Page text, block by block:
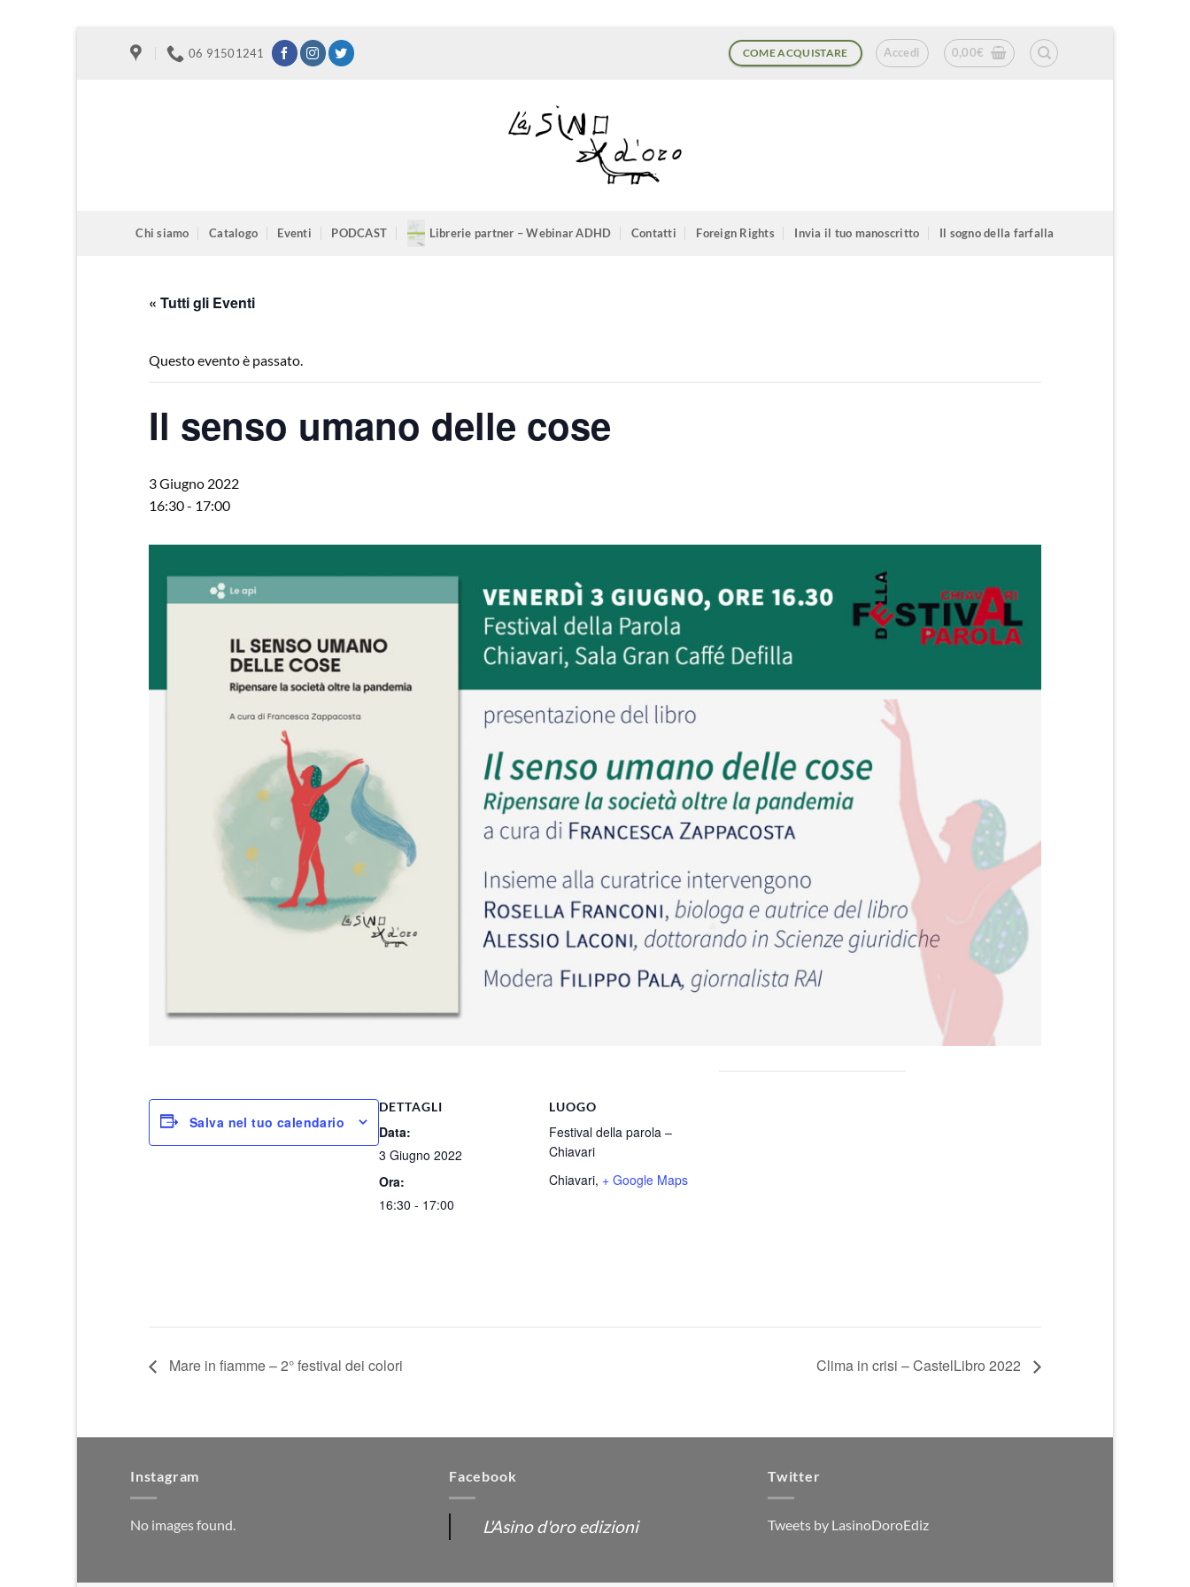
06 91501241 COME ACQUISTARE Accedi 0,00€
Chi siamo Catalogo Eventi PODCAST Librerie partner – Webinar ADHD Contatti Foreign Rights Invia il tuo manoscritto Il sogno della farfalla
« Tutti gli Eventi
Questo evento è passato.
Il senso umano delle cose
3 Giugno 2022
16:30- 17:00
Salva nel tuo calendario
DETTAGLI
Data:
3 Giugno 2022
Ora:
16:30 - 17:00
LUOGO
Festival della parola –
Chiavari
Chiavari, + Google Maps
Mare in fiamme – 2° festival dei colori Clima in crisi – CastelLibro 2022
Instagram
No images found.
Facebook
L'Asino d'oro edizioni
Twitter
Tweets by LasinoDoroEdiz